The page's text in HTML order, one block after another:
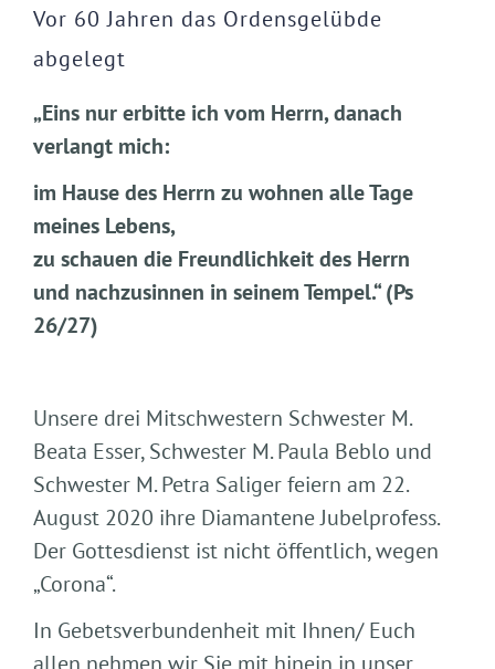
Vor 60 Jahren das Ordensgelübde
abgelegt
„Eins nur erbitte ich vom Herrn, danach
verlangt mich:
im Hause des Herrn zu wohnen alle Tage
meines Lebens,
zu schauen die Freundlichkeit des Herrn
und nachzusinnen in seinem Tempel.“ (Ps
26/27)
Unsere drei Mitschwestern Schwester M.
Beata Esser, Schwester M. Paula Beblo und
Schwester M. Petra Saliger feiern am 22.
August 2020 ihre Diamantene Jubelprofess.
Der Gottesdienst ist nicht öffentlich, wegen
„Corona“.
In Gebetsverbundenheit mit Ihnen/ Euch